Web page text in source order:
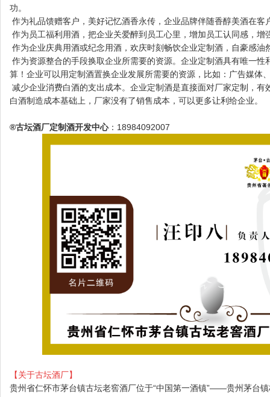
功。
作为礼品馈赠客户，美好记忆酒香永传，企业品牌伴随香醇美酒在客
作为员工福利用酒，把企业关爱醉到员工心里，增加员工认同感，增
作为企业庆典用酒或纪念用酒，欢庆时刻畅饮企业定制酒，自豪感油
作为资源整合的手段换取企业所需要的资源。企业定制酒具有唯一
算！企业可以用定制酒置换企业发展所需要的资源，比如：广告媒体
减少企业消费白酒的支出成本。企业定制酒是直接面对厂家定制，
白酒制造成本基础上，厂家没有了销售成本，可以更多让利给企业。
®古坛酒厂定制酒开发中心：18984092007
【关于古坛酒厂】
贵州省仁怀市茅台镇古坛老窖酒厂位于“中国第一酒镇”——贵州茅台